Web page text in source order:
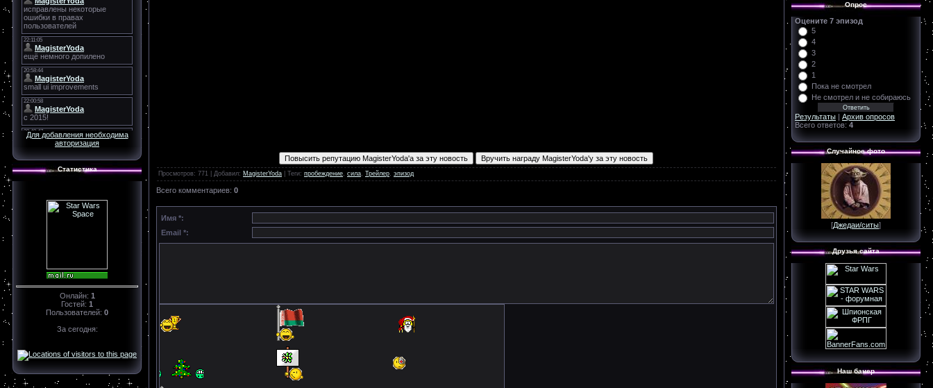
Для добавления необходима
авторизация
Статистика
Онлайн: 1
Гостей: 1
Пользователей: 0
За сегодня:
Просмотров: 771 | Добавил: MagisterYoda Теги: пробеждение сила Трейлер эпизод
Всего комментариев: 0
Имя *:
Email *:
Опрос
Оцените 7 эпизод
5
4
3
2
1
Пока не смотрел
Не смотрел и не собираюсь
Результаты | Архив опросов
Всего ответов: 4
Случайное фото
[Джедаи/ситы]
Друзья сайта
Наш банер